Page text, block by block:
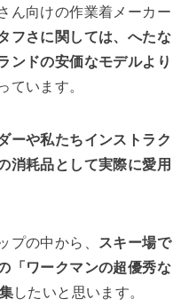
ん向けの作業着メーカー
フさに関しては、へたな
ンドの安価なモデルより
ています。
ーや私たちインストラク
消耗品として実際に愛用
プの中から、
スキー場で
「ワークマンの超優秀な
したいと思います。